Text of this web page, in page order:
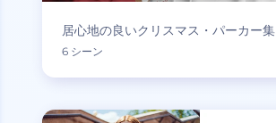
居心地の良いクリスマス・パーカー集
6 シーン